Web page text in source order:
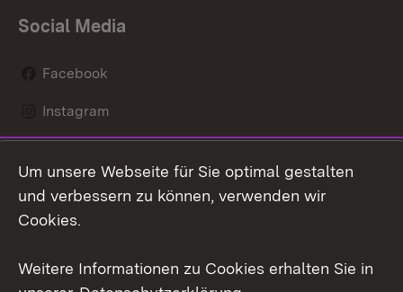
Social Media
Facebook
Instagram
Mastodon
Youtube
Um unsere Webseite für Sie optimal gestalten
und verbessern zu können, verwenden wir
Cookies.
Weitere Informationen zu Cookies erhalten Sie in